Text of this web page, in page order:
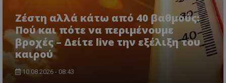
Ζέστη αλλά κάτω από 40 βαθμούς:
Πού και πότε να περιμένουμε
βροχές – Δείτε live την εξέλιξη του
καιρού
10.08.2026 - 08:43